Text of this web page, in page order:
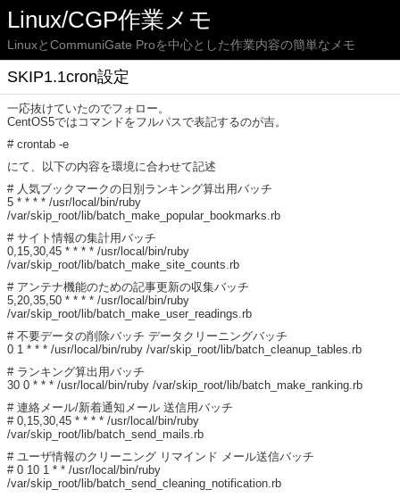
Linux/CGP作業メモ
LinuxとCommuniGate Proを中心とした作業内容の簡単なメモ
SKIP1.1cron設定
一応抜けていたのでフォロー。
CentOS5ではコマンドをフルパスで表記するのが吉。
# crontab -e
にて、以下の内容を環境に合わせて記述
# 人気ブックマークの日別ランキング算出用バッチ
5 * * * * /usr/local/bin/ruby
/var/skip_root/lib/batch_make_popular_bookmarks.rb
# サイト情報の集計用バッチ
0,15,30,45 * * * * /usr/local/bin/ruby
/var/skip_root/lib/batch_make_site_counts.rb
# アンテナ機能のための記事更新の収集バッチ
5,20,35,50 * * * * /usr/local/bin/ruby
/var/skip_root/lib/batch_make_user_readings.rb
# 不要データの削除バッチ データクリーニングバッチ
0 1 * * * /usr/local/bin/ruby /var/skip_root/lib/batch_cleanup_tables.rb
# ランキング算出用バッチ
30 0 * * * /usr/local/bin/ruby /var/skip_root/lib/batch_make_ranking.rb
# 連絡メール/新着通知メール 送信用バッチ
# 0,15,30,45 * * * * /usr/local/bin/ruby
/var/skip_root/lib/batch_send_mails.rb
# ユーザ情報のクリーニング リマインド メール送信バッチ
# 0 10 1 * * /usr/local/bin/ruby
/var/skip_root/lib/batch_send_cleaning_notification.rb